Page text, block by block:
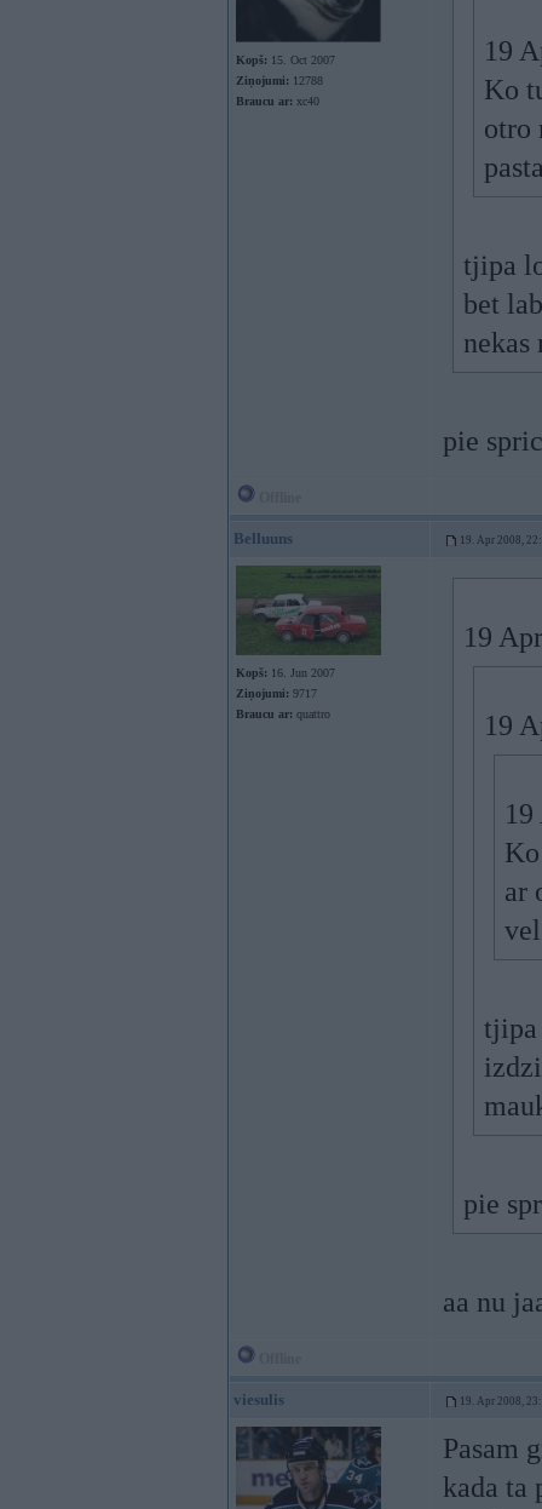
Kopš: 15. Oct 2007
Ziņojumi: 12788
Braucu ar: xc40
19
Ko
otro
tjipa
bet
nekas
pie
Belluuns 19. Apr 2008,
Kopš: 16. Jun 2007
Ziņojumi: 9717
Braucu ar: quattro
19
19
ar
tjipa
pie
aa nu
viesulis 19. Apr 2008,
Pasam
kada ta